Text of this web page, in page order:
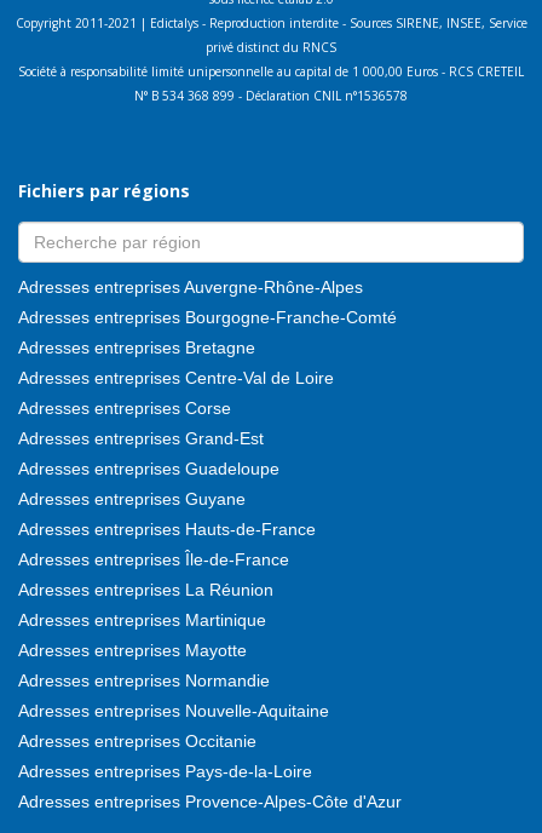
Copyright 2011-2021 | Edictalys - Reproduction interdite - Sources SIRENE, INSEE, Service
privé distinct du RNCS
Société à responsabilité limité unipersonnelle au capital de 1 000,00 Euros - RCS CRETEIL
N° B 534 368 899 - Déclaration CNIL n°1536578
Fichiers par régions
Adresses entreprises Auvergne-Rhône-Alpes
Adresses entreprises Bourgogne-Franche-Comté
Adresses entreprises Bretagne
Adresses entreprises Centre-Val de Loire
Adresses entreprises Corse
Adresses entreprises Grand-Est
Adresses entreprises Guadeloupe
Adresses entreprises Guyane
Adresses entreprises Hauts-de-France
Adresses entreprises Île-de-France
Adresses entreprises La Réunion
Adresses entreprises Martinique
Adresses entreprises Mayotte
Adresses entreprises Normandie
Adresses entreprises Nouvelle-Aquitaine
Adresses entreprises Occitanie
Adresses entreprises Pays-de-la-Loire
Adresses entreprises Provence-Alpes-Côte d'Azur